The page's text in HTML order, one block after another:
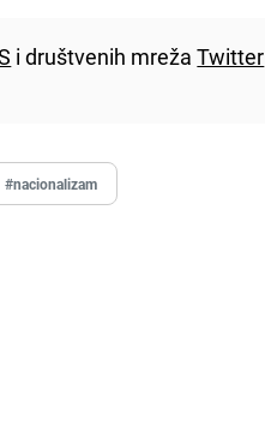
i društvenih mrežaTwitter
#nacionalizam